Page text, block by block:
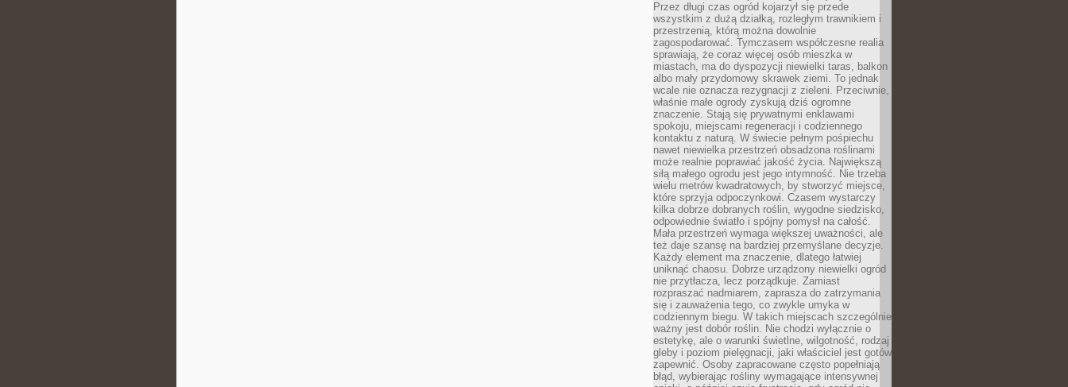
Przez długi czas ogród kojarzył się przede
wszystkim z dużą działką, rozległym trawnikiem i
przestrzenią, którą można dowolnie
zagospodarować. Tymczasem współczesne realia
sprawiają, że coraz więcej osób mieszka w
miastach, ma do dyspozycji niewielki taras, balkon
albo mały przydomowy skrawek ziemi. To jednak
wcale nie oznacza rezygnacji z zieleni. Przeciwnie,
właśnie małe ogrody zyskują dziś ogromne
znaczenie. Stają się prywatnymi enklawami
spokoju, miejscami regeneracji i codziennego
kontaktu z naturą. W świecie pełnym pośpiechu
nawet niewielka przestrzeń obsadzona roślinami
może realnie poprawiać jakość życia. Największą
siłą małego ogrodu jest jego intymność. Nie trzeba
wielu metrów kwadratowych, by stworzyć miejsce,
które sprzyja odpoczynkowi. Czasem wystarczy
kilka dobrze dobranych roślin, wygodne siedzisko,
odpowiednie światło i spójny pomysł na całość.
Mała przestrzeń wymaga większej uważności, ale
też daje szansę na bardziej przemyślane decyzje.
Każdy element ma znaczenie, dlatego łatwiej
uniknąć chaosu. Dobrze urządzony niewielki ogród
nie przytłacza, lecz porządkuje. Zamiast
rozpraszać nadmiarem, zaprasza do zatrzymania
się i zauważenia tego, co zwykle umyka w
codziennym biegu. W takich miejscach szczególnie
ważny jest dobór roślin. Nie chodzi wyłącznie o
estetykę, ale o warunki świetlne, wilgotność, rodzaj
gleby i poziom pielęgnacji, jaki właściciel jest gotów
zapewnić. Osoby zapracowane często popełniają
błąd, wybierając rośliny wymagające intensywnej